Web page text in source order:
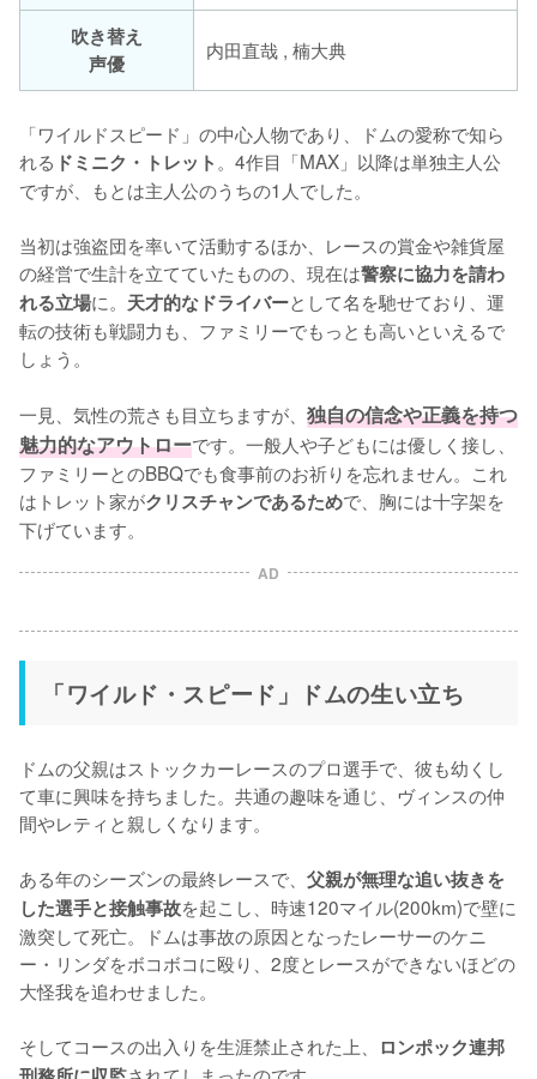
吹き替え
声優
内田直哉 , 楠大典
「ワイルドスピード」の中心人物であり、ドムの愛称で知ら
れる ドミニク・トレット 。4作目「MAX」以降は単独主人公
ですが、もとは主人公のうちの1人でした。
当初は強盗団を率いて活動するほか、レースの賞金や雑貨屋
の経営で生計を立てていたものの、現在は警察に協力を請わ
れる立場に。 天才的なドライバーとして名を馳せており、運
転の技術も戦闘力も、ファミリーでもっとも高いといえるで
しょう。
一見、気性の荒さも目立ちますが、 独自の信念や正義を持つ
魅力的なアウトローです。一般人や子どもには優しく接し、
ファミリーとのBBQでも食事前のお祈りを忘れません。これ
はトレット家がクリスチャンであるためで、胸には十字架を
下げています。
AD
「ワイルド・スピード」ドムの生い立ち
ドムの父親はストックカーレースのプロ選手で、彼も幼くし
て車に興味を持ちました。共通の趣味を通じ、ヴィンスの仲
間やレティと親しくなります。
ある年のシーズンの最終レースで、 父親が無理な追い抜きを
した選手と接触事故を起こし、時速120マイル(200km)で壁に
激突して死亡。ドムは事故の原因となったレーサーのケニ
ー・リンダをボコボコに殴り、2度とレースができないほどの
大怪我を追わせました。
そしてコースの出入りを生涯禁止された上、 ロンポック連邦